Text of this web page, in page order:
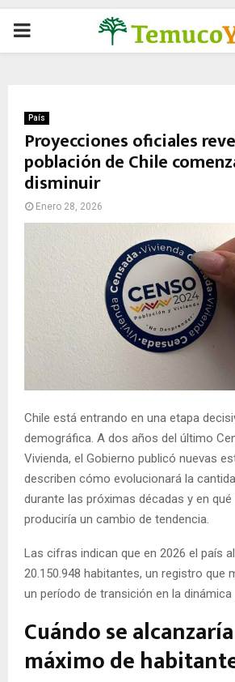
P
M
A
N
País
Proyecciones oficiales
población de Chile
disminuir
Enero 28, 2026
Chile está entrando en una etapa
demográfica. A dos años del último
Vivienda, el Gobierno publicó nuevas
describen cómo evolucionará la
durante las próximas décadas y en
produciría un cambio de tendencia.
Las cifras indican que en 2026 el país
20.150.948 habitantes, un registro que
un período de transición en la dinámica
Cuándo se
máximo de